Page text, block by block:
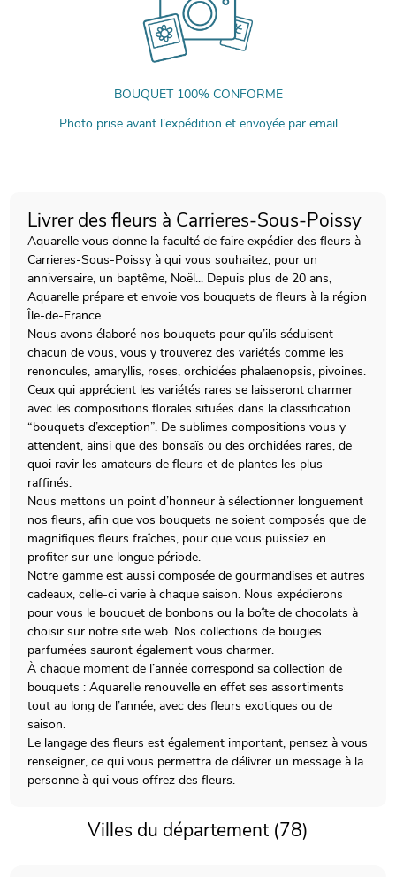
BOUQUET 100% CONFORME
Photo prise avant l'expédition et envoyée par email
Livrer des fleurs à Carrieres-Sous-Poissy
Aquarelle vous donne la faculté de faire expédier des fleurs à
Carrieres-Sous-Poissy à qui vous souhaitez, pour un
anniversaire, un baptême, Noël... Depuis plus de 20 ans,
Aquarelle prépare et envoie vos bouquets de fleurs à la région
Île-de-France.
Nous avons élaboré nos bouquets pour qu’ils séduisent
chacun de vous, vous y trouverez des variétés comme les
renoncules, amaryllis, roses, orchidées phalaenopsis, pivoines.
Ceux qui apprécient les variétés rares se laisseront charmer
avec les compositions florales situées dans la classification
“bouquets d’exception”. De sublimes compositions vous y
attendent, ainsi que des bonsaïs ou des orchidées rares, de
quoi ravir les amateurs de fleurs et de plantes les plus
raffinés.
Nous mettons un point d’honneur à sélectionner longuement
nos fleurs, afin que vos bouquets ne soient composés que de
magnifiques fleurs fraîches, pour que vous puissiez en
profiter sur une longue période.
Notre gamme est aussi composée de gourmandises et autres
cadeaux, celle-ci varie à chaque saison. Nous expédierons
pour vous le bouquet de bonbons ou la boîte de chocolats à
choisir sur notre site web. Nos collections de bougies
parfumées sauront également vous charmer.
À chaque moment de l’année correspond sa collection de
bouquets : Aquarelle renouvelle en effet ses assortiments
tout au long de l’année, avec des fleurs exotiques ou de
saison.
Le langage des fleurs est également important, pensez à vous
renseigner, ce qui vous permettra de délivrer un message à la
personne à qui vous offrez des fleurs.
Villes du département (78)